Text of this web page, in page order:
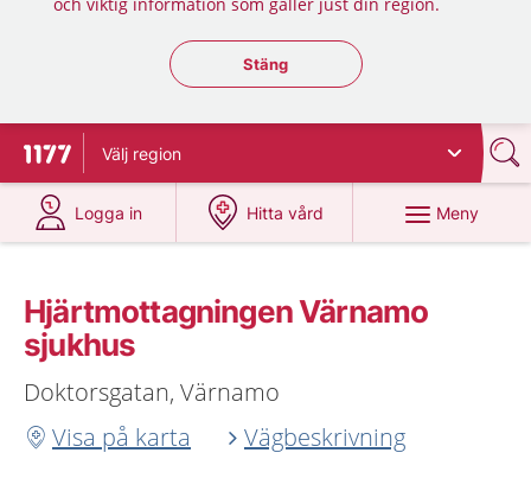
Stäng regionsväljaren
Stäng
Till startsidan för 1177
Välj region
Logga in
på 1177.se
Hitta vård
på 1177.se
Meny
Hjärtmottagningen Värnamo
sjukhus
Doktorsgatan, Värnamo
Visa på karta
Vägbeskrivning